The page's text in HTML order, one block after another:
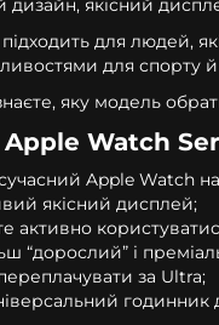
для людей,
для спорту й
яку модель
Apple Watch
Apple Watch
якісний дисплей;
активно
“дорослий” і
за Ultra;